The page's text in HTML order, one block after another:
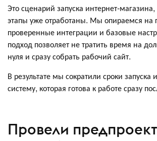
Это сценарий запуска интернет-
этапы уже отработаны. Мы опираемся на
проверенные интеграции и базовые
подход позволяет не тратить время на
нуля и сразу собрать рабочий сайт.
В результате мы сократили сроки запуска
систему, которая готова к работе сразу
Провели